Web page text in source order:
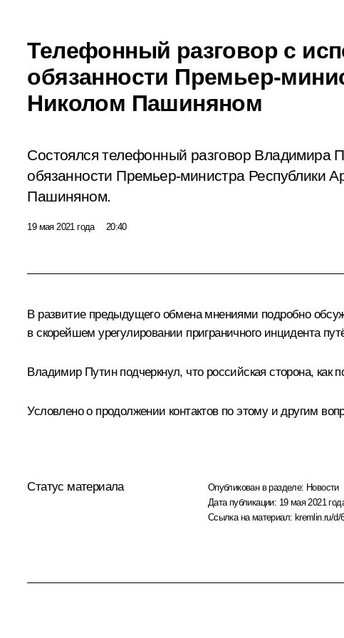
Телефонный разговор с
обязанности Премьер-
Николом Пашиняном
Состоялся телефонный разговор Владимира
обязанности Премьер-министра Республики
Пашиняном.
19 мая 2021 года 20:40
В развитие предыдущего обмена мнениями подробно
в скорейшем урегулировании приграничного инцидента
Владимир Путин подчеркнул, что российская сторона, как
Условлено о продолжении контактов по этому и другим
Статус материала Опубликован в разделе: Новости
Дата публикации: 19 мая 2021
Ссылка на материал: kremlin.ru/d/